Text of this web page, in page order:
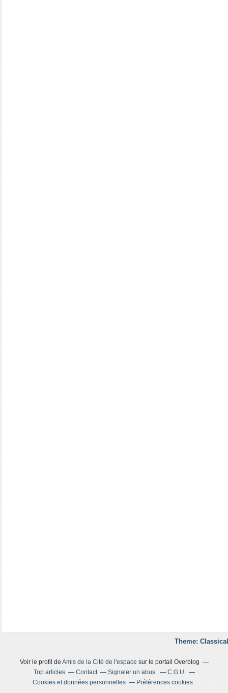
Theme:
Voir le profil de Amis de la Cité de l'espace sur le portail Overblog
Top articles
Contact Signaler un abus
C.G.U.
Cookies et données personnelles
Préférences cookies